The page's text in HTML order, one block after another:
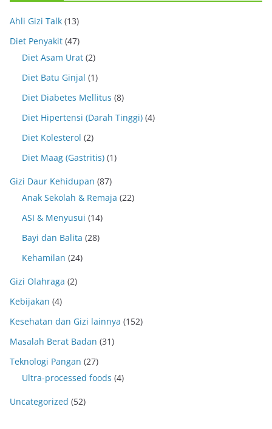
Ahli Gizi Talk (13)
Diet Penyakit (47)
Diet Asam Urat (2)
Diet Batu Ginjal (1)
Diet Diabetes Mellitus (8)
Diet Hipertensi (Darah Tinggi) (4)
Diet Kolesterol (2)
Diet Maag (Gastritis) (1)
Gizi Daur Kehidupan (87)
Anak Sekolah & Remaja (22)
ASI & Menyusui (14)
Bayi dan Balita (28)
Kehamilan (24)
Gizi Olahraga (2)
Kebijakan (4)
Kesehatan dan Gizi lainnya (152)
Masalah Berat Badan (31)
Teknologi Pangan (27)
Ultra-processed foods (4)
Uncategorized (52)